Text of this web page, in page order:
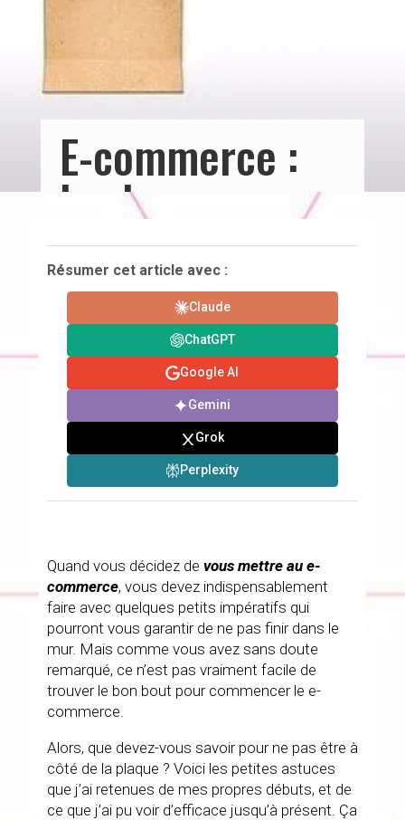
E-commerce :
les bases pour
bien débuter
Résumer cet article avec :
Claude
ChatGPT
Google AI
Gemini
Grok
Perplexity
Quand vous décidez de vous mettre au e-
commerce, vous devez indispensablement
faire avec quelques petits impératifs qui
pourront vous garantir de ne pas finir dans le
mur. Mais comme vous avez sans doute
remarqué, ce n’est pas vraiment facile de
trouver le bon bout pour commencer le e-
commerce.
Alors, que devez-vous savoir pour ne pas être à
côté de la plaque ? Voici les petites astuces
que j’ai retenues de mes propres débuts, et de
ce que j’ai pu voir d’efficace jusqu’à présent. Ça